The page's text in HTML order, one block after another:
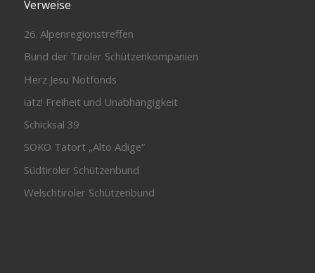
Verweise
26. Alpenregionstreffen
Bund der Tiroler Schützenkompanien
Herz Jesu Notfonds
iatz! Freiheit und Unabhängigkeit
Schicksal 39
SOKO Tatort „Alto Adige“
Südtiroler Schützenbund
Welschtiroler Schützenbund